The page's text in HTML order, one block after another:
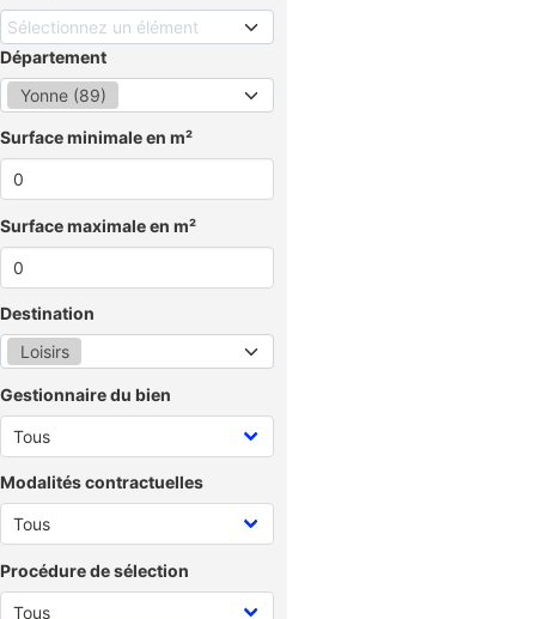
Sélectionnez un élément
Département
Yonne (89)
Surface minimale en m²
Surface maximale en m²
Destination
Loisirs
Gestionnaire du bien
Modalités contractuelles
Procédure de sélection